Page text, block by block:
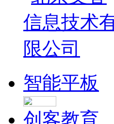
智能平板
创客教育